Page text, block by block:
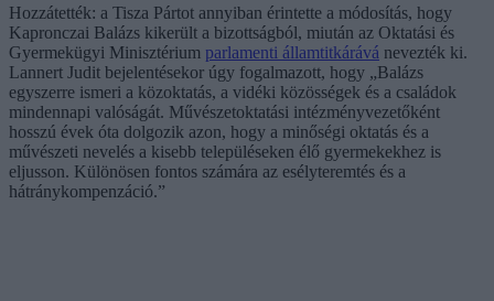
Hozzátették: a Tisza Pártot annyiban érintette a módosítás, hogy
Kapronczai Balázs kikerült a bizottságból, miután az Oktatási és
Gyermekügyi Minisztérium parlamenti államtitkárává nevezték ki.
Lannert Judit bejelentésekor úgy fogalmazott, hogy „Balázs
egyszerre ismeri a közoktatás, a vidéki közösségek és a családok
mindennapi valóságát. Művészetoktatási intézményvezetőként
hosszú évek óta dolgozik azon, hogy a minőségi oktatás és a
művészeti nevelés a kisebb településeken élő gyermekekhez is
eljusson. Különösen fontos számára az esélyteremtés és a
hátránykompenzáció.”